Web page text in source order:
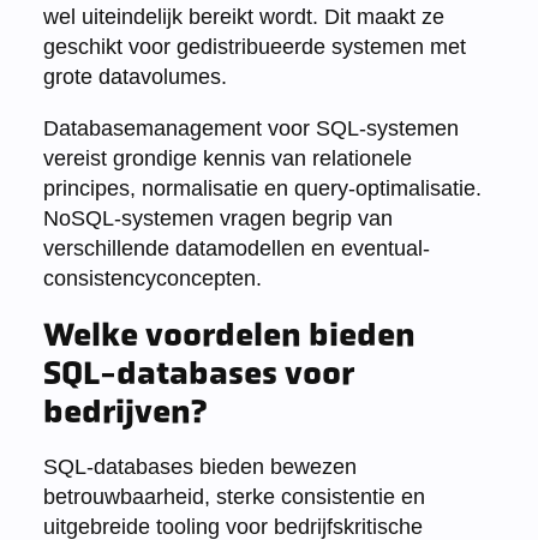
wel uiteindelijk bereikt wordt. Dit maakt ze
geschikt voor gedistribueerde systemen met
grote datavolumes.
Databasemanagement voor SQL-systemen
vereist grondige kennis van relationele
principes, normalisatie en query-optimalisatie.
NoSQL-systemen vragen begrip van
verschillende datamodellen en eventual-
consistencyconcepten.
Welke voordelen bieden
SQL-databases voor
bedrijven?
SQL-databases bieden bewezen
betrouwbaarheid, sterke consistentie en
uitgebreide tooling voor bedrijfskritische